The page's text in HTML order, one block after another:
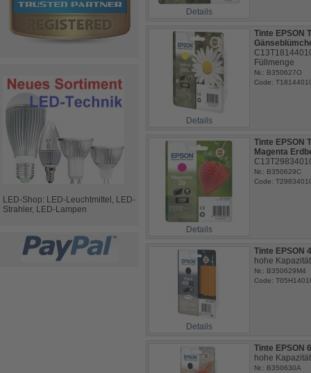
LED-Shop: LED-Leuchtmittel, LED-
Strahler, LED-Lampen
Details
Details
Tinte EPSON
Füllmenge
Nr.: B350627O
Code:
Details
Tinte EPSON
Magenta
Nr.: B350629C
Code:
Details
Tinte EPSON
hohe
Nr.: B350629M4
Code:
Tinte EPSON
hohe
Nr.: B350630A